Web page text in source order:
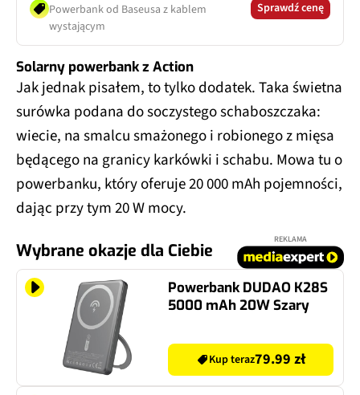
Powerbank od Baseusa z kablem
wystającym
Sprawdź cenę
Solarny powerbank z Action
Jak jednak pisałem, to tylko dodatek. Taka świetna
surówka podana do soczystego schaboszczaka:
wiecie, na smalcu smażonego i robionego z mięsa
będącego na granicy karkówki i schabu. Mowa tu o
powerbanku, który oferuje 20 000 mAh pojemności,
dając przy tym 20 W mocy.
Wybrane okazje dla Ciebie
REKLAMA
Powerbank DUDAO K28S
5000 mAh 20W Szary
Kup teraz79.99 zł